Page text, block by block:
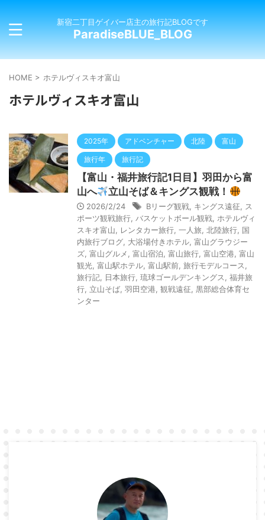
新宿二丁目ゲイバー店主の旅行記BLOGです
ParadiseBLUE_BLOG
HOME > ホテルヴィスキオ富山
ホテルヴィスキオ富山
2025年 アドベンチャー 北陸 富山
旅行年 旅行記
【富山・福井旅行記1日目】羽田から富
山へ
立山そば＆キングス観戦！
2026/2/24 Bリーグ観戦 キングス遠征
ス
ポーツ観戦旅行 バスケットボール観戦 ホテルヴィ
スキオ富山
レンタカー旅行 一人旅 北陸旅行 国
内旅行ブログ 大浴場付きホテル 富山グラウジー
ズ 富山グルメ 富山宿泊 富山旅行 富山空港 富山
観光 富山駅ホテル 富山駅前 旅行モデルコース
旅行記
日本旅行 琉球ゴールデンキングス
福井旅
行 立山そば 羽田空港 観戦遠征 黒部総合体育セ
ンター